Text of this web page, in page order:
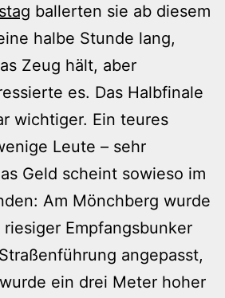
ballerten sie ab diesem
halbe Stunde lang,
Zeug hält, aber
es. Das Halbfinale
wichtiger. Ein teures
Leute – sehr
Geld scheint sowieso im
Am Mönchberg wurde
Empfangsbunker
angepasst,
ein drei Meter hoher